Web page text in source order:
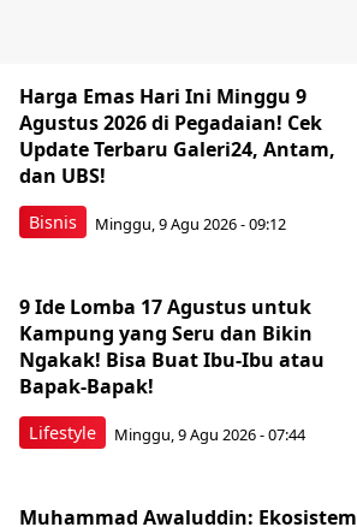
Bisnis
Harga Emas Hari Ini Minggu 9
Agustus 2026 di Pegadaian! Cek
Update Terbaru Galeri24, Antam,
dan UBS!
Minggu, 9 Agu 2026 - 09:12
Lifestyle
9 Ide Lomba 17 Agustus untuk
Kampung yang Seru dan Bikin
Ngakak! Bisa Buat Ibu-Ibu atau
Bapak-Bapak!
Minggu, 9 Agu 2026 - 07:44
Muhammad Awaluddin: Ekosistem